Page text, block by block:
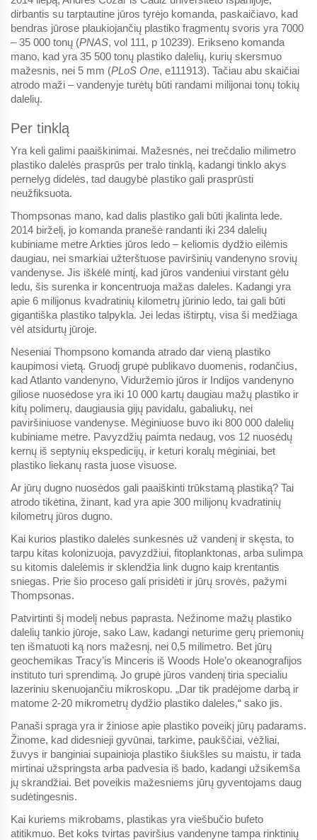
dirbantis su tarptautine jūros tyrėjo komanda, paskaičiavo, kad
bendras jūrose plaukiojančių plastiko fragmentų svoris yra 7000
– 35 000 tonų (PNAS, vol 111, p 10239). Erikseno komanda
mano, kad yra 35 500 tonų plastiko dalelių, kurių skersmuo
mažesnis, nei 5 mm (PLoS One, e111913). Tačiau abu skaičiai
atrodo maži – vandenyje turėtų būti randami milijonai tonų tokių
dalelių.
Per tinklą
Yra keli galimi paaiškinimai. Mažesnės, nei trečdalio milimetro
plastiko dalelės prasprūs per tralo tinklą, kadangi tinklo akys
pernelyg didelės, tad daugybė plastiko gali prasprūsti
neužfiksuota.
Thompsonas mano, kad dalis plastiko gali būti įkalinta lede.
2014 birželį, jo komanda pranešė randanti iki 234 dalelių
kubiniame metre Arkties jūros ledo – keliomis dydžio eilėmis
daugiau, nei smarkiai užterštuose paviršinių vandenyno srovių
vandenyse. Jis iškėlė mintį, kad jūros vandeniui virstant gėlu
ledu, šis surenka ir koncentruoja mažas daleles. Kadangi yra
apie 6 milijonus kvadratinių kilometrų jūrinio ledo, tai gali būti
gigantiška plastiko talpykla. Jei ledas ištirptų, visa ši medžiaga
vėl atsidurtų jūroje.
Neseniai Thompsono komanda atrado dar vieną plastiko
kaupimosi vietą. Gruodį grupė publikavo duomenis, rodančius,
kad Atlanto vandenyno, Viduržemio jūros ir Indijos vandenyno
giliose nuosėdose yra iki 10 000 kartų daugiau mažų plastiko ir
kitų polimerų, daugiausia gijų pavidalu, gabaliukų, nei
paviršiniuose vandenyse. Mėginiuose buvo iki 800 000 dalelių
kubiniame metre. Pavyzdžių paimta nedaug, vos 12 nuosėdų
kernų iš septynių ekspedicijų, ir keturi koralų mėginiai, bet
plastiko liekanų rasta juose visuose.
Ar jūrų dugno nuosėdos gali paaiškinti trūkstamą plastiką? Tai
atrodo tikėtina, žinant, kad yra apie 300 milijonų kvadratinių
kilometrų jūros dugno.
Kai kurios plastiko dalelės sunkesnės už vandenį ir skęsta, to
tarpu kitas kolonizuoja, pavyzdžiui, fitoplanktonas, arba sulimpa
su kitomis dalelėmis ir sklendžia link dugno kaip krentantis
sniegas. Prie šio proceso gali prisidėti ir jūrų srovės, pažymi
Thompsonas.
Patvirtinti šį modelį nebus paprasta. Nežinome mažų plastiko
dalelių tankio jūroje, sako Law, kadangi neturime gerų priemonių
ten išmatuoti ką nors mažesnį, nei 0,5 milimetro. Bet jūrų
geochemikas Tracy’is Minceris iš Woods Hole’o okeanografijos
instituto turi sprendimą. Jo grupė jūros vandenį tiria specialiu
lazeriniu skenuojančiu mikroskopu. „Dar tik pradėjome darbą ir
matome 2-20 mikrometrų dydžio plastiko daleles,“ sako jis.
Panaši spraga yra ir žiniose apie plastiko poveikį jūrų padarams.
Žinome, kad didesnieji gyvūnai, tarkime, paukščiai, vėžliai,
žuvys ir banginiai supainioja plastiko šiukšles su maistu, ir tada
mirtinai užspringsta arba padvesia iš bado, kadangi užsikemša
jų skrandžiai. Bet poveikis mažesniems jūrų gyventojams daug
sudėtingesnis.
Kai kuriems mikrobams, plastikas yra viešbučio bufeto
atitikmuo. Bet koks tvirtas paviršius vandenyne tampa rinktinių